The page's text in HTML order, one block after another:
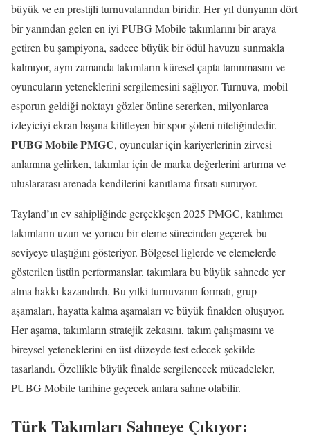
büyük ve en prestijli turnuvalarından biridir. Her yıl dünyanın dört
bir yanından gelen en iyi PUBG Mobile takımlarını bir araya
getiren bu şampiyona, sadece büyük bir ödül havuzu sunmakla
kalmıyor, aynı zamanda takımların küresel çapta tanınmasını ve
oyuncuların yeteneklerini sergilemesini sağlıyor. Turnuva, mobil
esporun geldiği noktayı gözler önüne sererken, milyonlarca
izleyiciyi ekran başına kilitleyen bir spor şöleni niteliğindedir.
PUBG Mobile PMGC, oyuncular için kariyerlerinin zirvesi
anlamına gelirken, takımlar için de marka değerlerini artırma ve
uluslararası arenada kendilerini kanıtlama fırsatı sunuyor.
Tayland’ın ev sahipliğinde gerçekleşen 2025 PMGC, katılımcı
takımların uzun ve yorucu bir eleme sürecinden geçerek bu
seviyeye ulaştığını gösteriyor. Bölgesel liglerde ve elemelerde
gösterilen üstün performanslar, takımlara bu büyük sahnede yer
alma hakkı kazandırdı. Bu yılki turnuvanın formatı, grup
aşamaları, hayatta kalma aşamaları ve büyük finalden oluşuyor.
Her aşama, takımların stratejik zekasını, takım çalışmasını ve
bireysel yeteneklerini en üst düzeyde test edecek şekilde
tasarlandı. Özellikle büyük finalde sergilenecek mücadeleler,
PUBG Mobile tarihine geçecek anlara sahne olabilir.
Türk Takımları Sahneye Çıkıyor: